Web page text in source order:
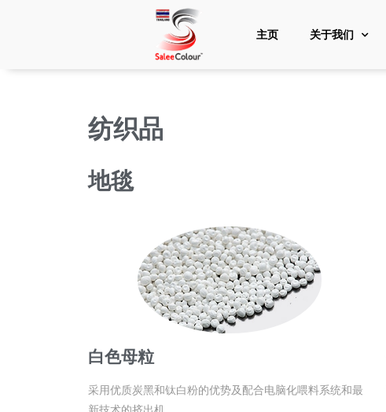
主页 关于我们
纺织品
地毯
白色母粒
采用优质炭黑和钛白粉的优势及配合电脑化喂料系统和最